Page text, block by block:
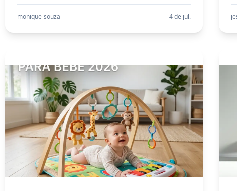
por faixa etária.
monique-souza 4 de jul.